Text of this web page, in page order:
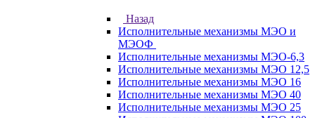
Назад
Исполнительные механизмы МЭО и
МЭОФ
Исполнительные механизмы МЭО-6,3
Исполнительные механизмы МЭО 12,5
Исполнительные механизмы МЭО 16
Исполнительные механизмы МЭО 40
Исполнительные механизмы МЭО 25